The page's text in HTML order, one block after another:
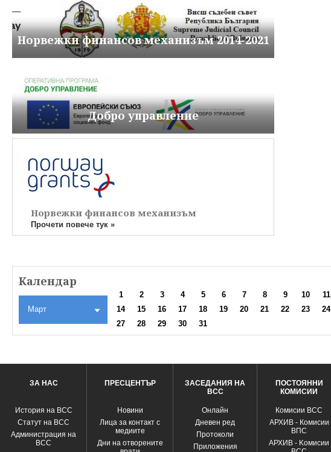
Норвежки финансов механизъм 2014-2021
Добро управление
Норвежки финансов механизъм
Прочети повече тук »
Календар
Март
1 2 3 4 5 6 7 8 9 10 11
14
15 16 17 18 19 20 21 22 23 24
27
28 29 30 31
ЗА НАС
История на ВСС
Статут на ВСС
Администрация на
ВСС
ПРЕСЦЕНТЪР
Новини
Лица за контакт с
медиите
Дни на отворените
ЗАСЕДАНИЯ НА
ВСС
Oнлайн
Дневен ред
Протоколи
Приложения
ПОСТОЯННИ
КОМИСИИ
Комисии ВСС
АРХИВ - Комисии
ВПС
АРХИВ - Kомисии